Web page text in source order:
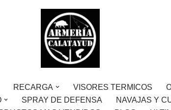
RECARGA VISORES TERMICOS
SPRAY DE DEFENSA NAVAJAS Y